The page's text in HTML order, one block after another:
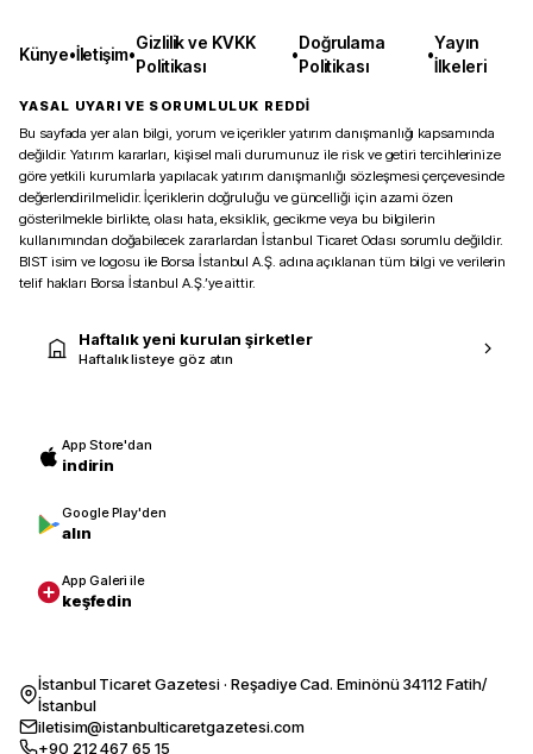
Künye•İletişim•
Gizlilik ve KVKK
Politikası
•
Doğrulama
Politikası
•
Yayın
İlkeleri
YASAL UYARI VE SORUMLULUK REDDİ
Bu sayfada yer alan bilgi, yorum ve içerikler yatırım danışmanlığı kapsamında
değildir. Yatırım kararları, kişisel mali durumunuz ile risk ve getiri tercihlerinize
göre yetkili kurumlarla yapılacak yatırım danışmanlığı sözleşmesi çerçevesinde
değerlendirilmelidir. İçeriklerin doğruluğu ve güncelliği için azami özen
gösterilmekle birlikte, olası hata, eksiklik, gecikme veya bu bilgilerin
kullanımından doğabilecek zararlardan İstanbul Ticaret Odası sorumlu değildir.
BIST isim ve logosu ile Borsa İstanbul A.Ş. adına açıklanan tüm bilgi ve verilerin
telif hakları Borsa İstanbul A.Ş.’ye aittir.
Haftalık yeni kurulan şirketler
Haftalık listeye göz atın
App Store'dan
indirin
Google Play'den
alın
App Galeri ile
keşfedin
İstanbul Ticaret Gazetesi · Reşadiye Cad. Eminönü 34112 Fatih/
İstanbul
iletisim@istanbulticaretgazetesi.com
+90 212 467 65 15